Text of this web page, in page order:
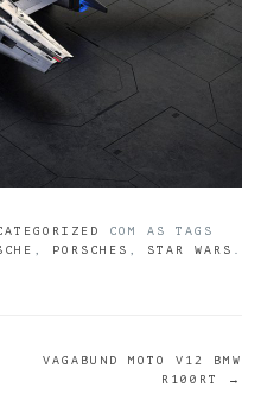
COM AS TAGS
PORSCHES STAR WARS
VAGABUND MOTO V12 BMW
R100RT
→